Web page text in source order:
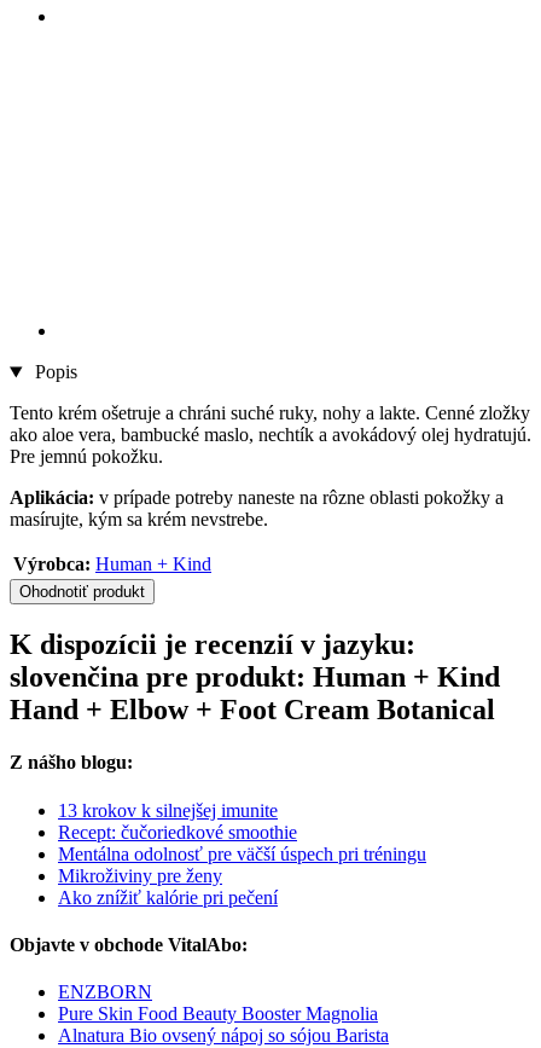
Popis
Tento krém ošetruje a chráni suché ruky, nohy a lakte. Cenné zložky
ako aloe vera, bambucké maslo, nechtík a avokádový olej hydratujú.
Pre jemnú pokožku.
Aplikácia: v prípade potreby naneste na rôzne oblasti pokožky a
masírujte, kým sa krém nevstrebe.
Výrobca: Human + Kind
Ohodnotiť produkt
K dispozícii je recenzií v jazyku:
slovenčina pre produkt: Human + Kind
Hand + Elbow + Foot Cream Botanical
Z nášho blogu:
13 krokov k silnejšej imunite
Recept: čučoriedkové smoothie
Mentálna odolnosť pre väčší úspech pri tréningu
Mikroživiny pre ženy
Ako znížiť kalórie pri pečení
Objavte v obchode VitalAbo:
ENZBORN
Pure Skin Food Beauty Booster Magnolia
Alnatura Bio ovsený nápoj so sójou Barista